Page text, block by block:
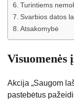
Turintiems
Svarbios datos
Atsakomybė
Visuomenės
Akcija „Saugom
pastebėtus